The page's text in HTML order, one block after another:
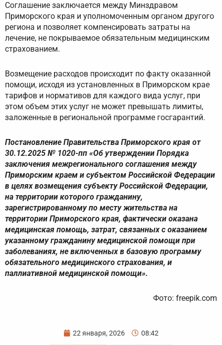
Соглашение заключается между Минздравом
Приморского края и уполномоченным органом другого
региона и позволяет компенсировать затраты на
лечение, не покрываемое обязательным медицинским
страхованием.
Возмещение расходов происходит по факту оказанной
помощи, исходя из установленных в Приморском крае
тарифов и нормативов для каждого вида услуг, при
этом объем этих услуг не может превышать лимиты,
заложенные в региональной программе госгарантий.
Постановление Правительства Приморского края от
30.12.2025 № 1020-пп «Об утверждении Порядка
заключения межрегионального соглашения между
Приморским краем и субъектом Российской Федерации
в целях возмещения субъекту Российской Федерации,
на территории которого гражданину,
зарегистрированному по месту жительства на
территории Приморского края, фактически оказана
медицинская помощь, затрат, связанных с оказанием
указанному гражданину медицинской помощи при
заболеваниях, не включенных в базовую программу
обязательного медицинского страхования, и
паллиативной медицинской помощи».
Фото: freepik.com
22 января, 2026 08:42